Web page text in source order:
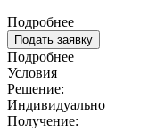
Подробнее
Подать заявку
Подробнее
Условия
Решение:
Индивидуально
Получение: